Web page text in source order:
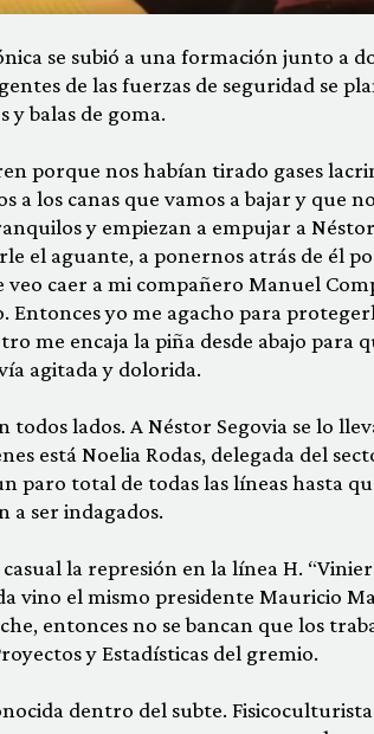
se subió a una formación junto a
de las fuerzas de seguridad se
y balas de goma.
porque nos habían tirado gases
a los canas que vamos a bajar y que
y empiezan a empujar a
el aguante, a ponernos atrás de él
veo caer a mi compañero Manuel
Entonces yo me agacho para
me encaja la piña desde abajo para
agitada y dolorida.
todos lados. A Néstor Segovia se lo
está Noelia Rodas, delegada del
paro total de todas las líneas hasta
a ser indagados.
la represión en la línea H.
vino el mismo presidente Mauricio
entonces no se bancan que los
y Estadísticas del gremio.
dentro del subte.